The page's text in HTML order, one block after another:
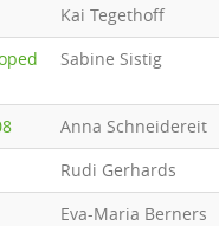
Kai Tegethoff
Sabine Sistig
Anna Schneidereit
Rudi Gerhards
Eva-Maria Berners